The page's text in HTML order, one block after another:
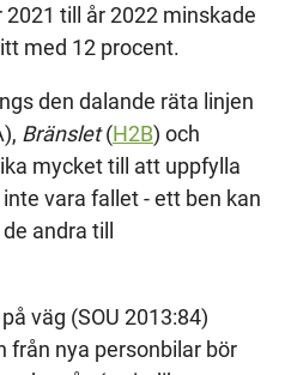
2021 till år 2022 minskade
med 12 procent.
den dalande räta linjen
Bränslet(H2B) och
mycket till att uppfylla
vara fallet - ett ben kan
andra till
väg (SOU 2013:84)
från nya personbilar bör